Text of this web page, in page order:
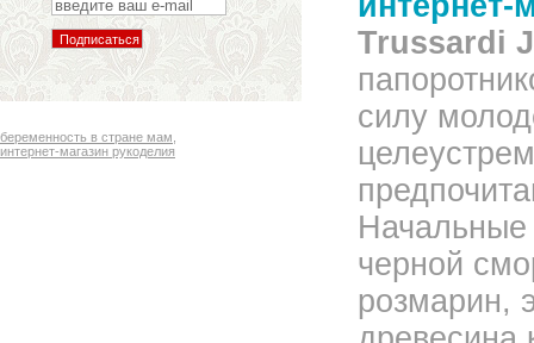
беременность в стране мам
интернет-магазин рукоделия
Trussardi
силу
Начальные
черной
розмарин,